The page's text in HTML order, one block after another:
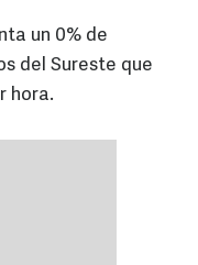
un 0% de
del Sureste que
hora.